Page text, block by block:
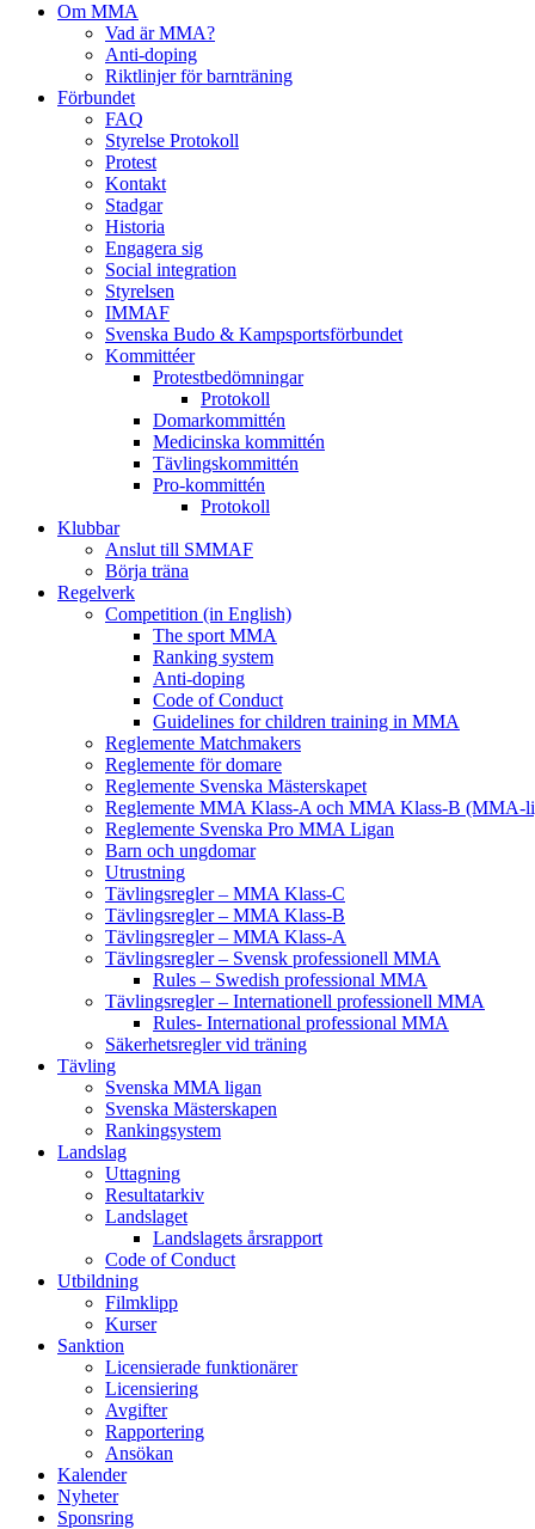
Om MMA
Vad är MMA?
Anti-doping
Riktlinjer för barnträning
Förbundet
FAQ
Styrelse Protokoll
Protest
Kontakt
Stadgar
Historia
Engagera sig
Social integration
Styrelsen
IMMAF
Svenska Budo & Kampsportsförbundet
Kommittéer
Protestbedömningar
Protokoll
Domarkommittén
Medicinska kommittén
Tävlingskommittén
Pro-kommittén
Protokoll
Klubbar
Anslut till SMMAF
Börja träna
Regelverk
Competition (in English)
The sport MMA
Ranking system
Anti-doping
Code of Conduct
Guidelines for children training in MMA
Reglemente Matchmakers
Reglemente för domare
Reglemente Svenska Mästerskapet
Reglemente MMA Klass-A och MMA Klass-B (MMA-
Reglemente Svenska Pro MMA Ligan
Barn och ungdomar
Utrustning
Tävlingsregler – MMA Klass-C
Tävlingsregler – MMA Klass-B
Tävlingsregler – MMA Klass-A
Tävlingsregler – Svensk professionell MMA
Rules – Swedish professional MMA
Tävlingsregler – Internationell professionell MMA
Rules- International professional MMA
Säkerhetsregler vid träning
Tävling
Svenska MMA ligan
Svenska Mästerskapen
Rankingsystem
Landslag
Uttagning
Resultatarkiv
Landslaget
Landslagets årsrapport
Code of Conduct
Utbildning
Filmklipp
Kurser
Sanktion
Licensierade funktionärer
Licensiering
Avgifter
Rapportering
Ansökan
Kalender
Nyheter
Sponsring